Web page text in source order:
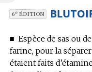
6eÉDITION
■ Espèce de sas ou
farine, pour la
étaient faits